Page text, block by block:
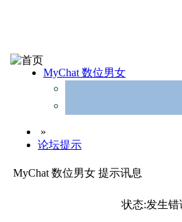
MyChat 数位男女
»
论坛提示
MyChat 数位男女 提示讯息
状态:发生错